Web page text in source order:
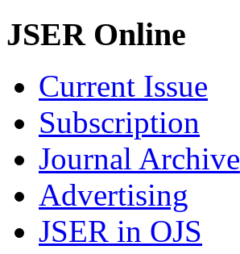
JSER Online
Current Issue
Subscription
Journal Archive
Advertising
JSER in OJS